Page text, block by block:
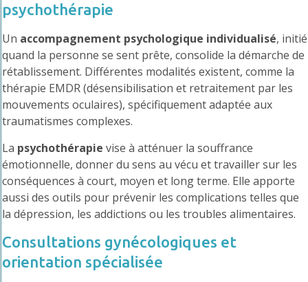
psychothérapie
Un accompagnement psychologique individualisé, initié
quand la personne se sent prête, consolide la démarche de
rétablissement. Différentes modalités existent, comme la
thérapie EMDR (désensibilisation et retraitement par les
mouvements oculaires), spécifiquement adaptée aux
traumatismes complexes.
La psychothérapie vise à atténuer la souffrance
émotionnelle, donner du sens au vécu et travailler sur les
conséquences à court, moyen et long terme. Elle apporte
aussi des outils pour prévenir les complications telles que
la dépression, les addictions ou les troubles alimentaires.
Consultations gynécologiques et
orientation spécialisée